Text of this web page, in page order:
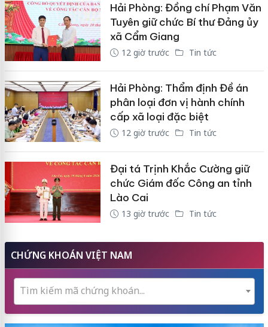
Hải Phòng: Đồng chí Phạm Văn
Tuyên giữ chức Bí thư Đảng ủy
xã Cẩm Giang
12 giờ trước Tin tức
Hải Phòng: Thẩm định Đề án
phân loại đơn vị hành chính
cấp xã loại đặc biệt
12 giờ trước Tin tức
Đại tá Trịnh Khắc Cường giữ
chức Giám đốc Công an tỉnh
Lào Cai
13 giờ trước Tin tức
CHỨNG KHOÁN VIỆT NAM
Tìm kiếm mã chứng khoán...